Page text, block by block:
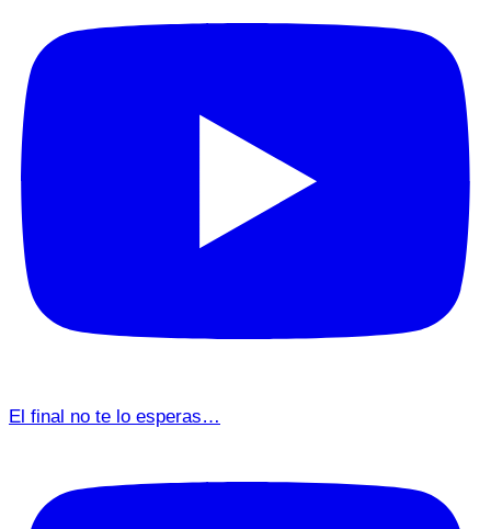
El final no te lo esperas…